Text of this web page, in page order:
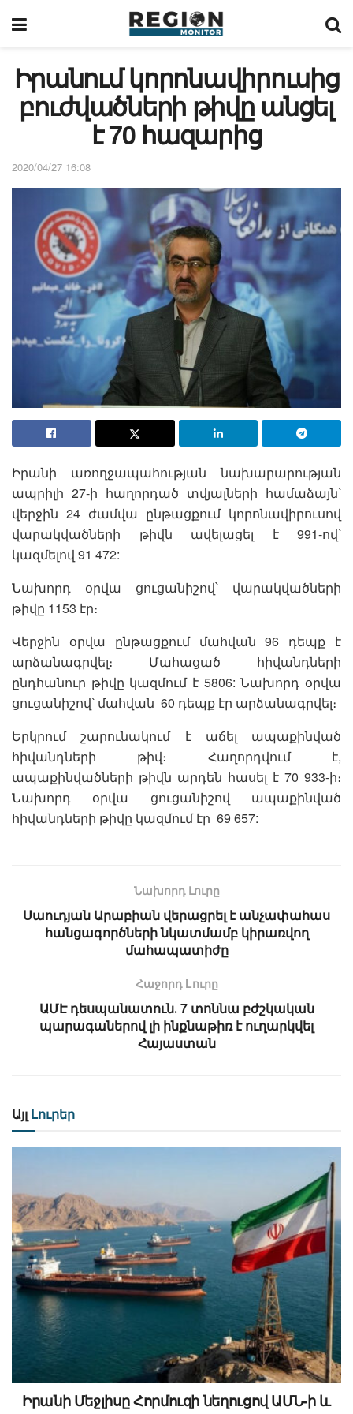
Իրանում կորոնավիրուսից
բուժվածների թիվը անցել
է 70 հազարից
2020/04/27 16:08
Իրանի առողջապահության նախարարության
ապրիլի 27-ի հաղորդած տվյալների համաձայն՝
վերջին 24 ժամվա ընթացքում կորոնավիրուսով
վարակվածների թիվն ավելացել է 991-ով՝
կազմելով 91 472:
Նախորդ օրվա ցուցանիշով՝ վարակվածների
թիվը 1153 էր։
Վերջին օրվա ընթացքում մահվան 96 դեպք է
արձանագրվել։ Մահացած հիվանդների
ընդհանուր թիվը կազմում է 5806: Նախորդ օրվա
ցուցանիշով՝ մահվան 60 դեպք էր արձանագրվել։
Երկրում շարունակում է աճել ապաքինված
հիվանդների թիվ։ Հաղորդվում է,
ապաքինվածների թիվն արդեն հասել է 70 933-ի։
Նախորդ օրվա ցուցանիշով ապաքինված
հիվանդների թիվը կազմում էր 69 657:
Նախորդ Լուրը
Սաուդյան Արաբիան վերացրել է անչափահաս
հանցագործների նկատմամբ կիրառվող
մահապատիժը
Հաջորդ Lուրը
ԱՄԷ դեսպանատուն․ 7 տոննա բժշկական
պարագաներով լի ինքնաթիռ է ուղարկվել
Հայաստան
Այլ Լուրեր
Իրանի Մեջլիսը Հորմուզի նեղուցով ԱՄՆ-ի և